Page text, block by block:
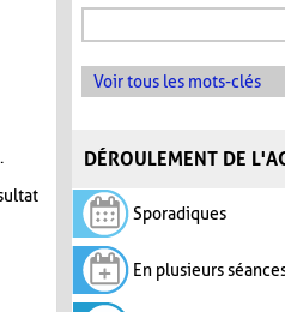
Voir tous les mots-clés
DÉROULEMENT DE
Sporadiques
En plusieurs